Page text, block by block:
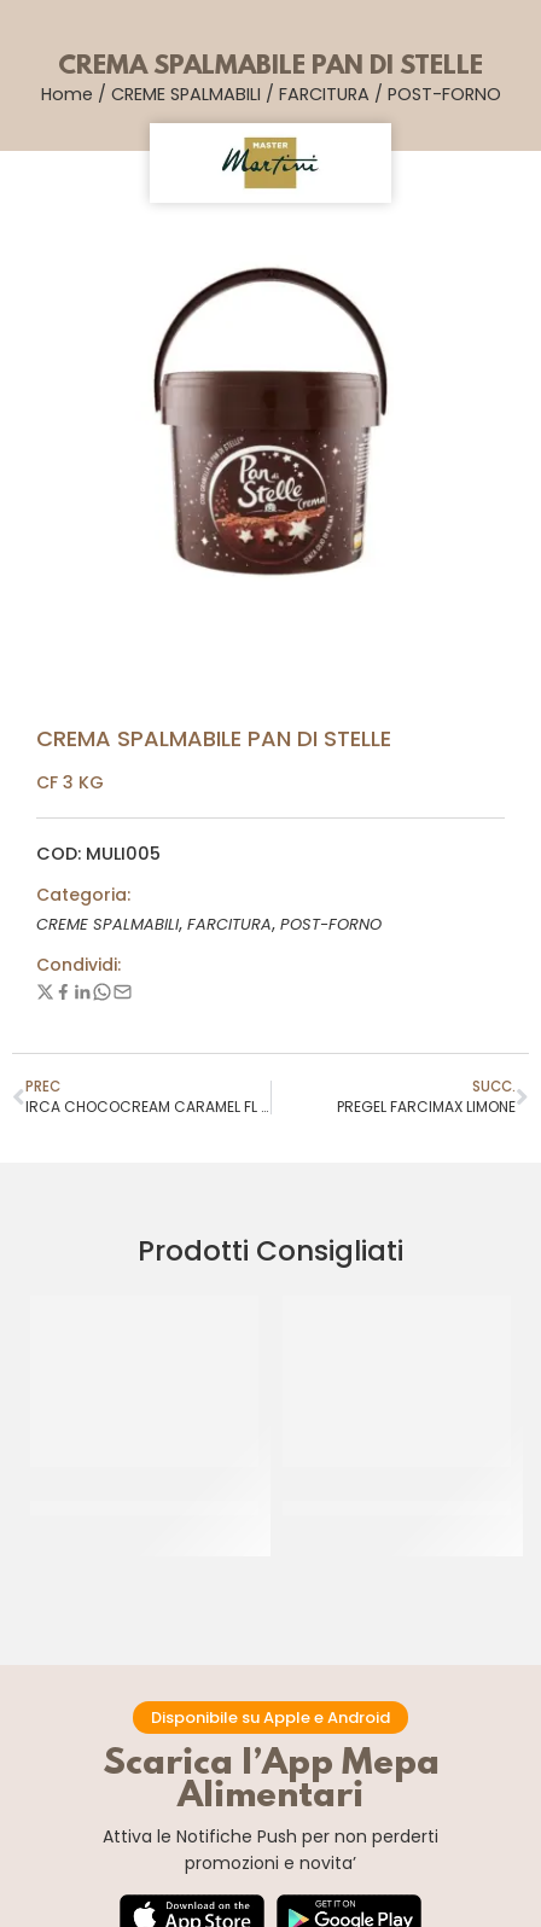
CREMA SPALMABILE PAN DI STELLE
Home / CREME SPALMABILI / FARCITURA / POST-FORNO
CREMA SPALMABILE PAN DI STELLE
CF 3 KG
COD: MULI005
Categoria:
CREME SPALMABILI, FARCITURA, POST-FORNO
Condividi:
PREC
IRCA CHOCOCREAM CARAMEL FL DE SEL SAP
SUCC.
PREGEL FARCIMAX LIMONE
Prodotti Consigliati
Disponibile su Apple e Android
Scarica l’App Mepa
Alimentari
Attiva le Notifiche Push per non perderti
promozioni e novita’